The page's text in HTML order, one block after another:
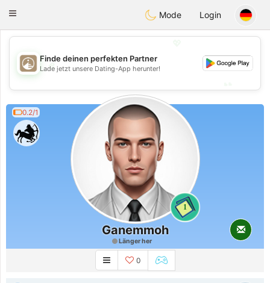
ahebik
Toggle
Mode Login
💖
💕
Finde deinen perfekten Partner
Lade jetzt unsere Dating-App herunter!
0.2/1
1
Ganemmoh
Länger her
0